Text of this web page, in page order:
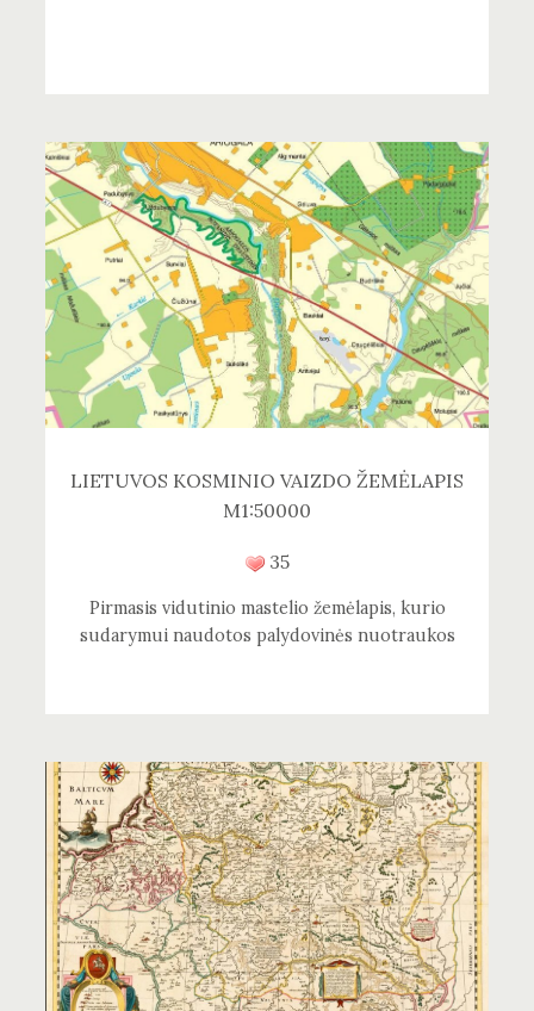
LIETUVOS KOSMINIO VAIZDO ŽEMĖLAPIS
M1:50000
35
Pirmasis vidutinio mastelio žemėlapis, kurio
sudarymui naudotos palydovinės nuotraukos